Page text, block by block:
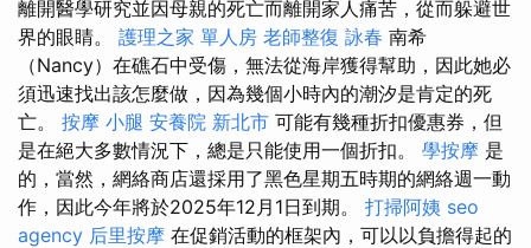
離開醫學研究並因母親的死亡而離開家人痛苦，從而躲避世
界的眼睛。 護理之家 單人房 老師整復 詠春 南希
（Nancy）在礁石中受傷，無法從海岸獲得幫助，因此她必
須迅速找出該怎麼做，因為幾個小時內的潮汐是肯定的死
亡。 按摩 小腿 安養院 新北市 可能有幾種折扣優惠券，但
是在絕大多數情況下，總是只能使用一個折扣。 學按摩 是
的，當然，網絡商店還採用了黑色星期五時期的網絡週一動
作，因此今年將於2025年12月1日到期。 打掃阿姨 seo
agency 后里按摩 在促銷活動的框架內，可以以負擔得起的